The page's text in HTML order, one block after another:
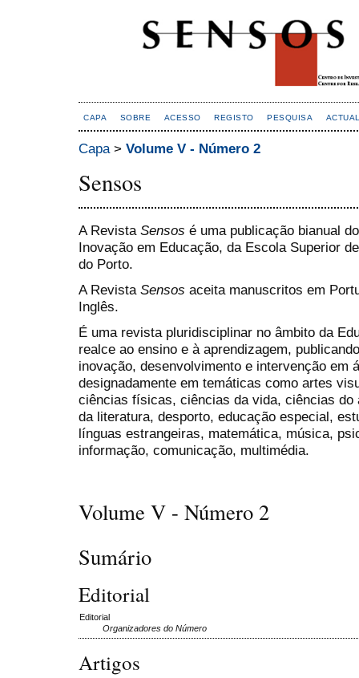
CAPA SOBRE ACESSO REGISTO PESQUISA
Capa> Volume V - Número 2
Sensos
A Revista Sensos é uma publicação bianual
Inovação em Educação, da Escola Superior
do Porto.
A Revista Sensos aceita manuscritos em
Inglês.
É uma revista pluridisciplinar no âmbito da
realce ao ensino e à aprendizagem,
inovação, desenvolvimento e intervenção em
designadamente em temáticas como artes
ciências físicas, ciências da vida, ciências do
da literatura, desporto, educação especial,
línguas estrangeiras, matemática, música,
informação, comunicação, multimédia.
Volume V - Número 2
Sumário
Editorial
Editorial
Organizadores do Número
Artigos